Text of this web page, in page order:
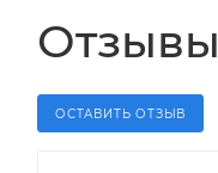
Отзывы
ОСТАВИТЬ ОТЗЫВ